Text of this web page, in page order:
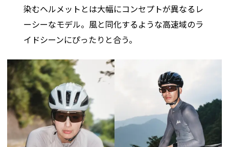
染むヘルメットとは大幅にコンセプトが異なるレ
ーシーなモデル。風と同化するような高速域のラ
イドシーンにぴったりと合う。